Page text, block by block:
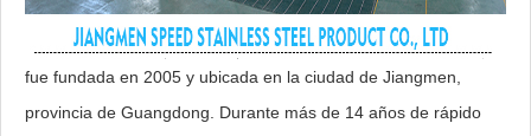
fue fundada en 2005 y ubicada en la ciudad de Jiangmen,
provincia de Guangdong. Durante más de 14 años de rápido